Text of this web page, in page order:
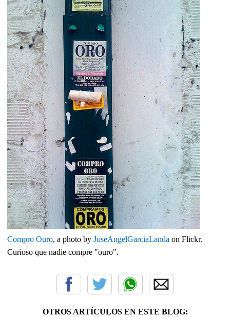
Compro Ouro, a photo by JoseAngelGarciaLanda on Flickr.
Curioso que nadie compre "ouro".
OTROS ARTÍCULOS EN ESTE BLOG: